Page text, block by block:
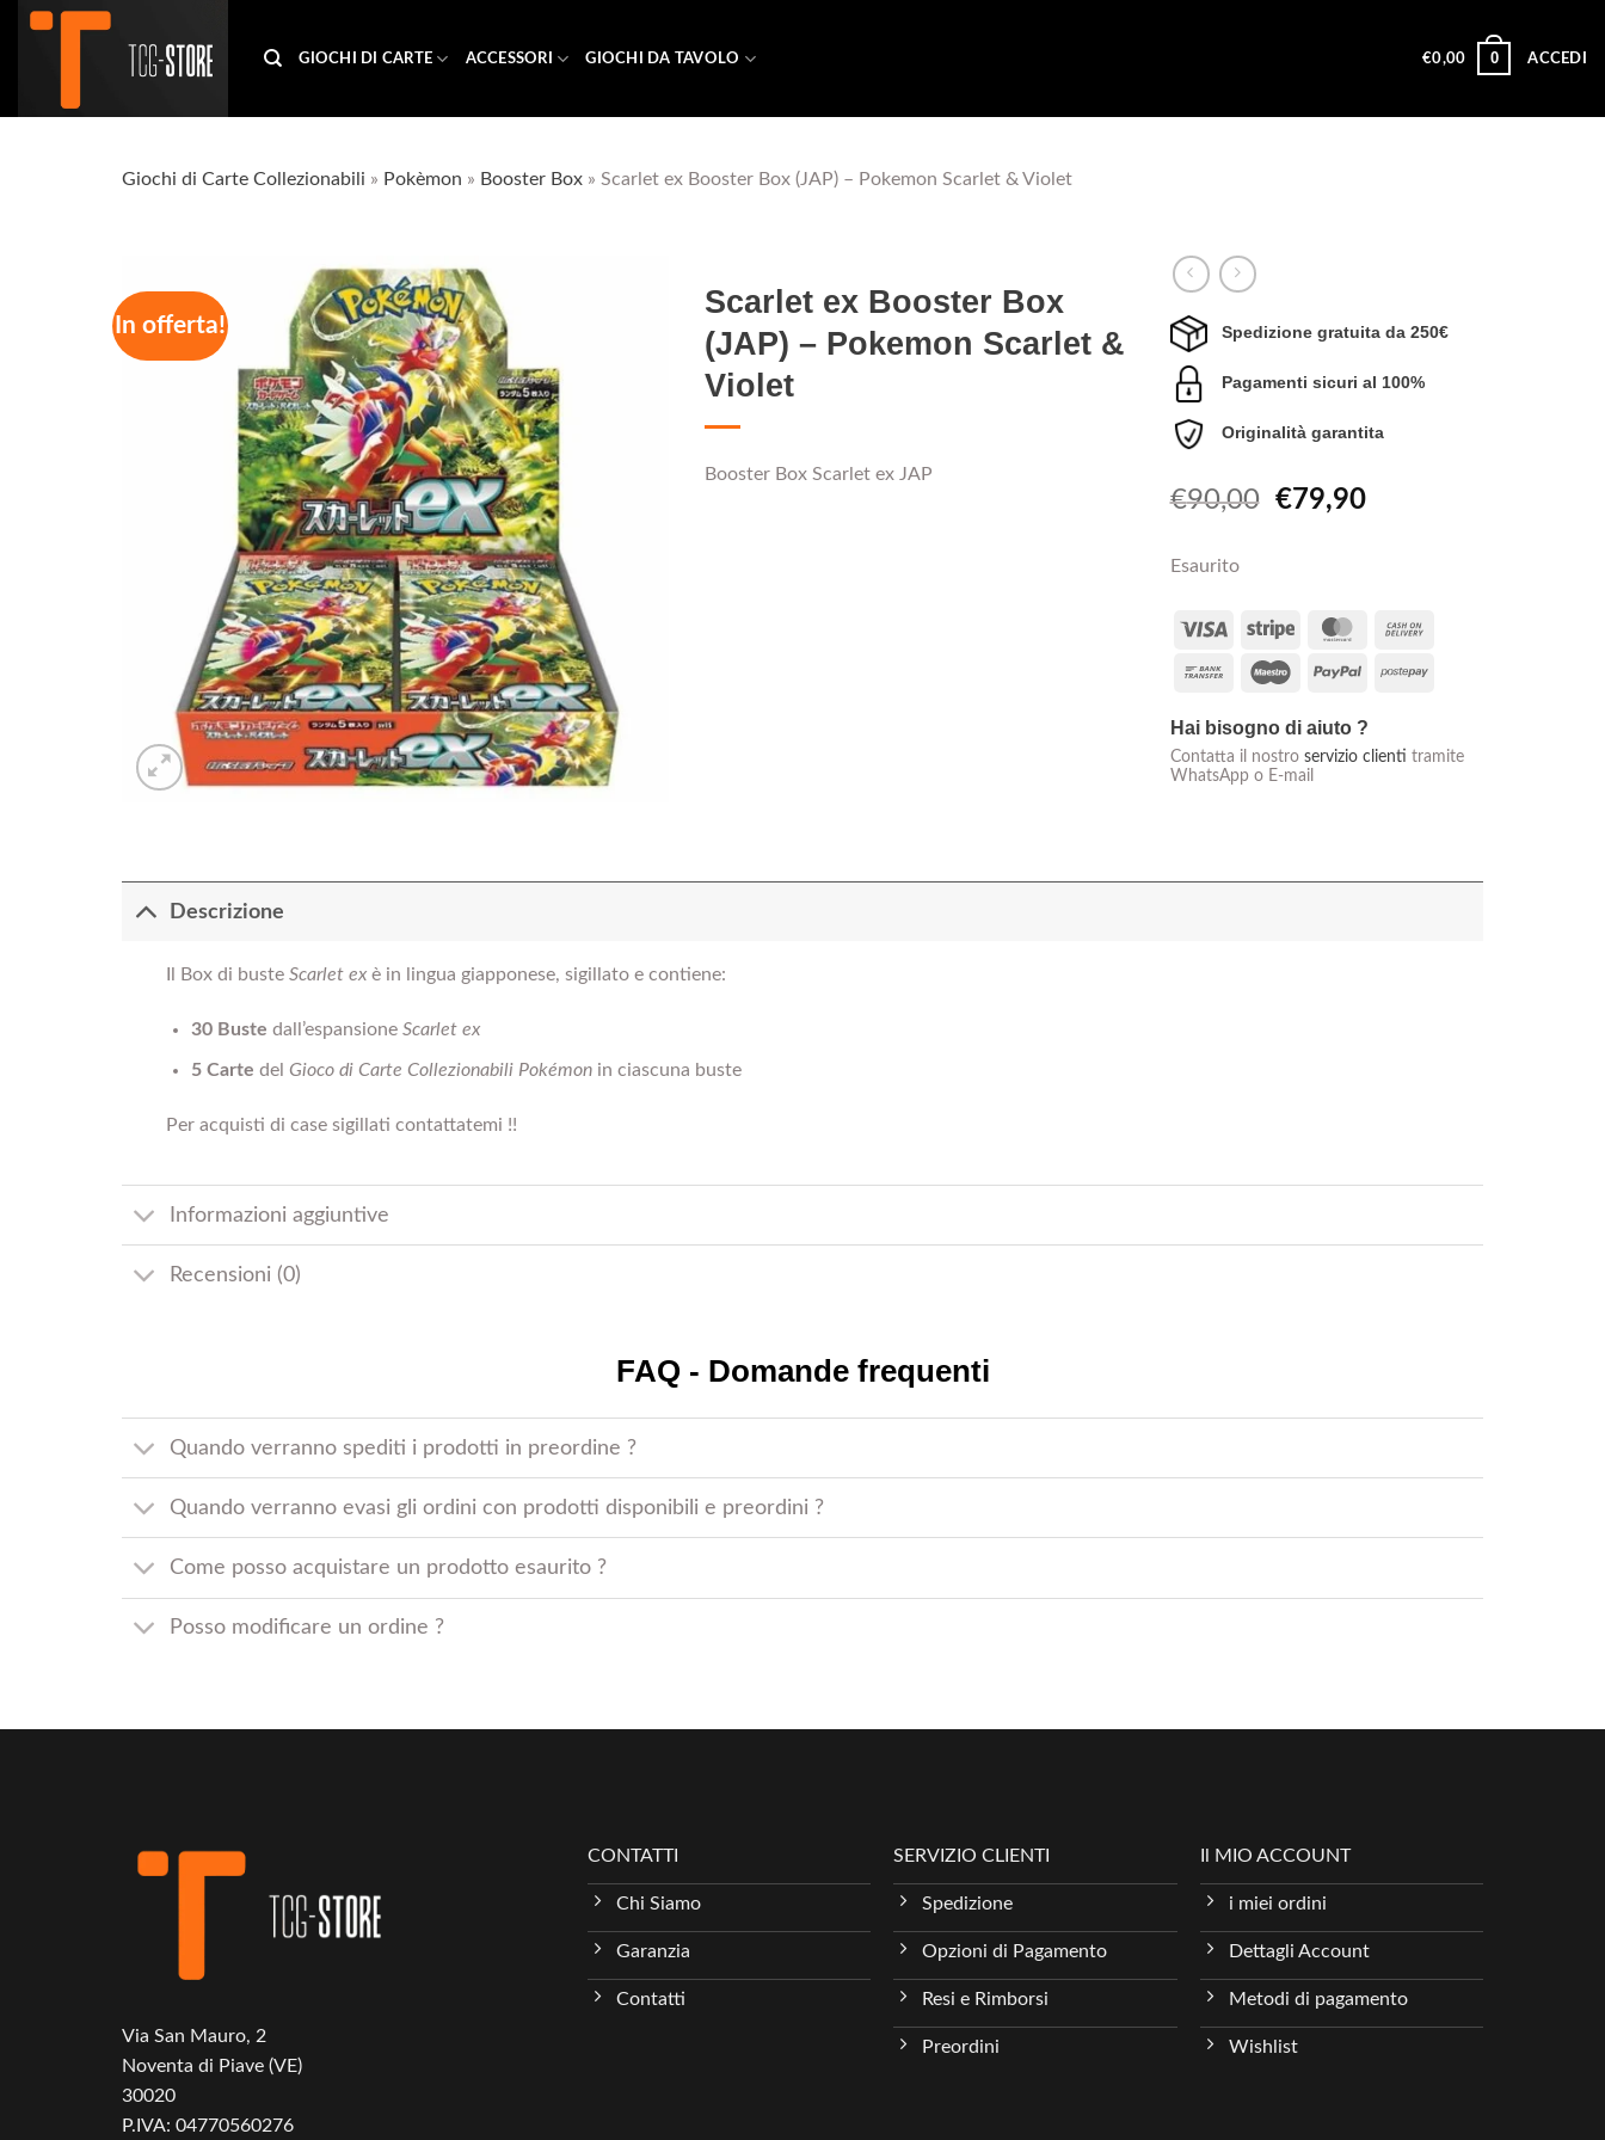
Salta
GIOCHI DI CARTE ACCESSORI GIOCHI DA TAVOLO €0,00 0 ACCEDI
Giochi di Carte Collezionabili » Pokèmon » Booster Box » Scarlet ex Booster Box (JAP) – Pokemon Scarlet & Violet
In offerta!
Scarlet ex Booster Box
(JAP) – Pokemon Scarlet &
Violet
Booster Box Scarlet ex JAP
Spedizione gratuita da 250€
Pagamenti sicuri al 100%
Originalità garantita
€90,00 Il
€90,00.
€79,90Il
Esaurito
Visa Stripe MasterCard
Bank
MaestroPayPal Postepay
Hai bisogno di aiuto ?
Contatta il nostro servizio clienti tramite
WhatsApp o E-mail
Descrizione
Il Box di buste Scarletexè in lingua giapponese, sigillato e contiene:
30 Buste dall’espansione Scarlet ex
5 Carte del Gioco di Carte Collezionabili Pokémonin ciascuna buste
Per acquisti di case sigillati contattatemi !!
Informazioni aggiuntive
Recensioni (0)
FAQ - Domande frequenti
Quando verranno spediti i prodotti in preordine ?
Quando verranno evasi gli ordini con prodotti disponibili e preordini ?
Come posso acquistare un prodotto esaurito ?
Posso modificare un ordine ?
Via San Mauro, 2
Noventa di Piave (VE)
30020
P.IVA: 04770560276
CONTATTI
Chi Siamo
Garanzia
Contatti
SERVIZIO CLIENTI
Spedizione
Opzioni di Pagamento
Resi e Rimborsi
Preordini
Il MIO ACCOUNT
i miei ordini
Dettagli Account
Metodi di pagamento
Wishlist